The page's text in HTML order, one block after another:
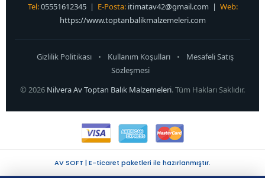
Tel:05551612345 | E-Posta: itimatav42@gmail.com | Web:
https://www.toptanbalikmalzemeleri.com
Gizlilik Politikası • Kullanım Koşulları •
Mesafeli Satış
Sözleşmesi
© 2026 Nilvera Av Toptan Balık Malzemeleri. Tüm Hakları Saklıdır.
AV SOFT | E-ticaret paketleri ile hazırlanmıştır.